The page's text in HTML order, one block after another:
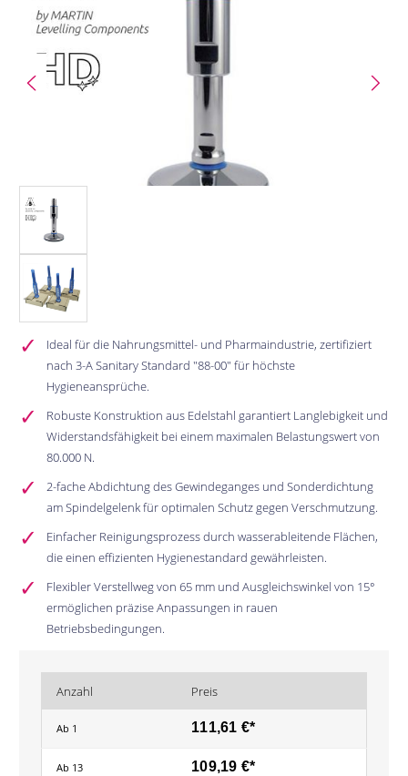
Ideal für die Nahrungsmittel- und Pharmaindustrie, zertifiziert
nach 3-A Sanitary Standard "88-00" für höchste
Hygieneansprüche.
Robuste Konstruktion aus Edelstahl garantiert Langlebigkeit und
Widerstandsfähigkeit bei einem maximalen Belastungswert von
80.000 N.
2-fache Abdichtung des Gewindeganges und Sonderdichtung
am Spindelgelenk für optimalen Schutz gegen Verschmutzung.
Einfacher Reinigungsprozess durch wasserableitende Flächen,
die einen effizienten Hygienestandard gewährleisten.
Flexibler Verstellweg von 65 mm und Ausgleichswinkel von 15°
ermöglichen präzise Anpassungen in rauen
Betriebsbedingungen.
Anzahl Preis
Ab 1 111,61 €*
Ab 13 109,19 €*